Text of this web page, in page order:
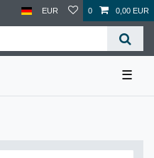
EUR 0 0,00 EUR
☰